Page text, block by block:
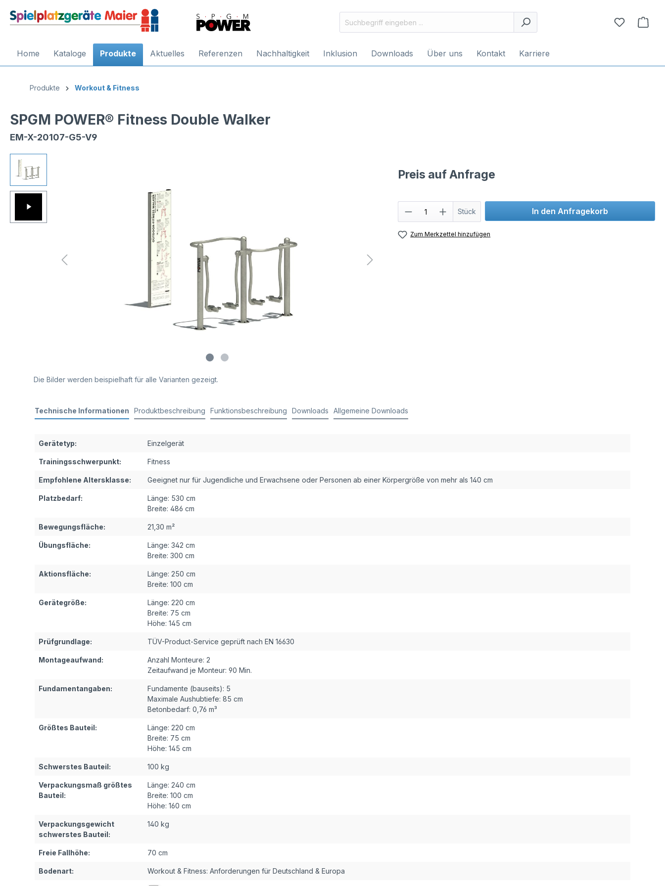
Home Kataloge Produkte Aktuelles Referenzen Nachhaltigkeit Inklusion Downloads Über uns Kontakt Karriere
Produkte Workout & Fitness
SPGM POWER® Fitness Double Walker
EM-X-20107-G5-V9
Die Bilder werden beispielhaft für alle Varianten gezeigt.
Preis auf Anfrage
Stück In den Anfragekorb
Zum Merkzettel hinzufügen
Technische Informationen Produktbeschreibung Funktionsbeschreibung Downloads Allgemeine Downloads
Gerätetyp: Einzelgerät
Trainingsschwerpunkt: Fitness
Empfohlene Altersklasse: Geeignet nur für Jugendliche und Erwachsene oder Personen ab einer Körpergröße von mehr als 140 cm
Platzbedarf: Länge: 530 cm
Breite: 486 cm
Bewegungsfläche: 21,30 m²
Übungsfläche: Länge: 342 cm
Breite: 300 cm
Aktionsfläche: Länge: 250 cm
Breite: 100 cm
Gerätegröße: Länge: 220 cm
Breite: 75 cm
Höhe: 145 cm
Prüfgrundlage: TÜV-Product-Service geprüft nach EN 16630
Montageaufwand: Anzahl Monteure: 2
Zeitaufwand je Monteur: 90 Min.
Fundamentangaben: Fundamente (bauseits): 5
Maximale Aushubtiefe: 85 cm
Betonbedarf: 0,76 m³
Größtes Bauteil: Länge: 220 cm
Breite: 75 cm
Höhe: 145 cm
Schwerstes Bauteil: 100 kg
Verpackungsmaß größtes
Bauteil:
Länge: 240 cm
Breite: 100 cm
Höhe: 160 cm
Verpackungsgewicht
schwerstes Bauteil:
140 kg
Freie Fallhöhe: 70 cm
Bodenart: Workout & Fitness: Anforderungen für Deutschland & Europa